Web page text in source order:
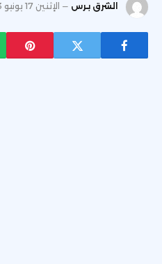
الشرق برس الإثنين 17 يونيو 5:23 م